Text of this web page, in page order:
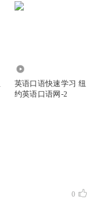
英语口语快速学习 纽
约英语口语网-2
0